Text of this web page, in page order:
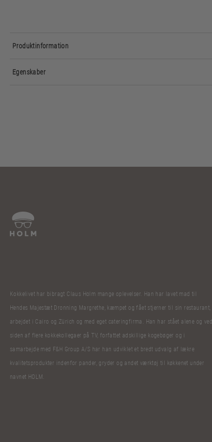
Egenskaber
Produktinformation
Kokkelivet har bibragt Claus Holm mange oplevelser. Han har lavet mad til
Hendes Majestæt Dronning Margrethe, kæmpet og fået stjerner til sin restaurant,
arbejdet i Cairo og Zürich og med eget cateringfirma. Han har stået alene og ved
siden af flere kokkekollegaer på TV, forfattet adskillige kogebøger og i
samarbejde med F&H Group A/S har han udviklet et bredt udvalg af lækre
kvalitetsprodukter indenfor pander, gryder og andet værktøj til køkkenet under
navnet HOLM.